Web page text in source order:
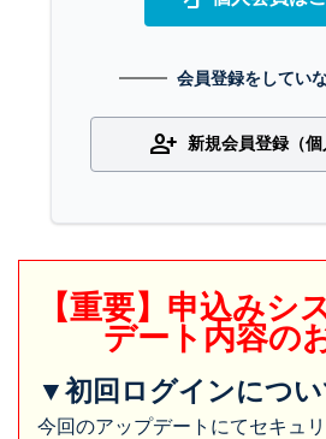
会員登録をしてい
person_add 新規会員登録（個
【重要】申込みシ
デート内容の
▼初回ログインにつ
今回のアップデートにてセキュ